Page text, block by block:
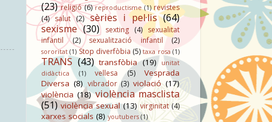
(23) religió (6) reproductisme (1) revistes
(4) salut (2) sèries i pel·lis (64)
sexisme (30) sexting (4) sexualitat
infantil
(2) sexualització infantil (2)
sororitat (1) Stop diverfòbia (5) taxa rosa (1)
TRANS (43) transfòbia (19)
unitat
didàctica
(1) vellesa (5)
Vesprada
Diversa (8) vibrador (3) violació (17)
violència (18) violència masclista
(51) violència sexual (13) virginitat (4)
xarxes socials (8) youtubers (1)